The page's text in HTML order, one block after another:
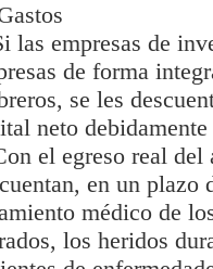
las empresas de
de forma
se les
neto
el egreso real del
en un plazo
médico de
los heridos